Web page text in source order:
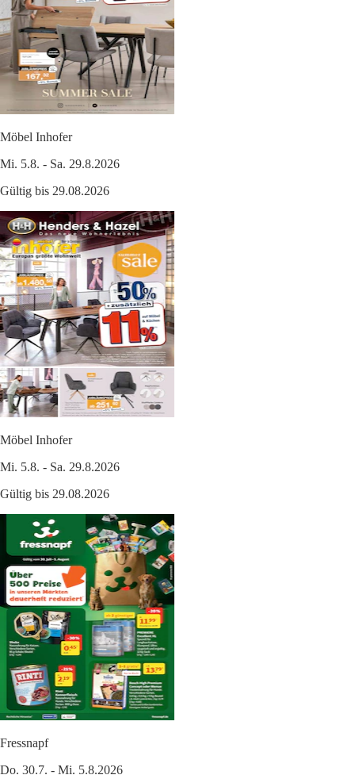
Möbel Inhofer
Mi. 5.8. - Sa. 29.8.2026
Gültig bis 29.08.2026
Möbel Inhofer
Mi. 5.8. - Sa. 29.8.2026
Gültig bis 29.08.2026
Fressnapf
Do. 30.7. - Mi. 5.8.2026